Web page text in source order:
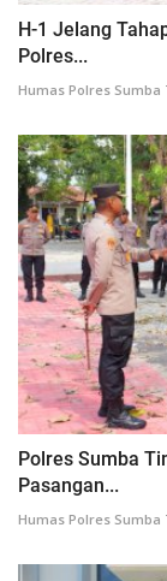
H-1 Jelang
Polres...
Humas Polres Sumba
Polres Sumba
Pasangan...
Humas Polres Sumba